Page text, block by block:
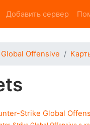
Добавить сервер
Offensive
Strike Global